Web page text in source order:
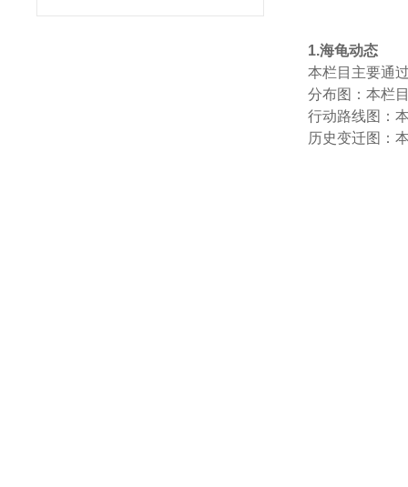
1.海龟动态
本栏目主要通
分布图：本栏
行动路线图：
历史变迁图：本